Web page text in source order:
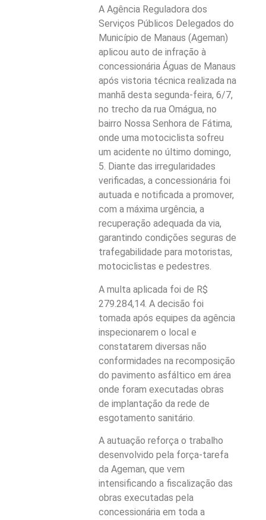
A Agência Reguladora dos
Serviços Públicos Delegados do
Município de Manaus (Ageman)
aplicou auto de infração à
concessionária Águas de Manaus
após vistoria técnica realizada na
manhã desta segunda-feira, 6/7,
no trecho da rua Omágua, no
bairro Nossa Senhora de Fátima,
onde uma motociclista sofreu
um acidente no último domingo,
5. Diante das irregularidades
verificadas, a concessionária foi
autuada e notificada a promover,
com a máxima urgência, a
recuperação adequada da via,
garantindo condições seguras de
trafegabilidade para motoristas,
motociclistas e pedestres.
A multa aplicada foi de R$
279.284,14. A decisão foi
tomada após equipes da agência
inspecionarem o local e
constatarem diversas não
conformidades na recomposição
do pavimento asfáltico em área
onde foram executadas obras
de implantação da rede de
esgotamento sanitário.
A autuação reforça o trabalho
desenvolvido pela força-tarefa
da Ageman, que vem
intensificando a fiscalização das
obras executadas pela
concessionária em toda a